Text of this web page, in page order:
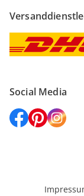
Social Media